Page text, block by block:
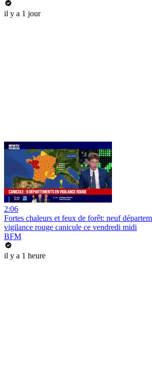
il y a 1 jour
2:06
Fortes chaleurs et feux de forêt: neuf
vigilance rouge canicule ce vendredi midi
BFM
il y a 1 heure